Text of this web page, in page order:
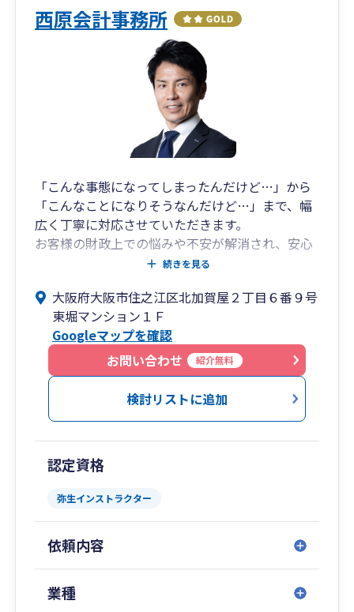
西原会計事務所
「こんな事態になってしまったんだけど…」から
「こんなことになりそうなんだけど…」まで、幅
広く丁寧に対応させていただきます。
お客様の財政上での悩みや不安が解消され、安心
かつ前向きな気持ちをもっていただくことが私の
く”が私のモットー。
時にはシビアに、時にはざっくばらんに…。そん
な姿勢でお客様のためになるコミュニケーション
を行い、より良い関係の構築を目指しています。
すべてのお客様へ税理士が直接対応いたします。
また、クラウドやチャットなどネットツールを積
現在のところ、関東一円から沖縄離島エリアまで
関与先がございます。
・ 弥生会計の導入や運用支援を希望されている方
・ これから起業されたい方
・ 法人成りをお考えの方
・ 正確な会計処理をご要望の非営利法人様
続きを見る
大阪府大阪市住之江区北加賀屋２丁目６番９号
東堀マンション１Ｆ
Googleマップを確認
お問い合わせ
紹介無料
検討リストに追加
認定資格
弥生インストラクター
依頼内容
業種